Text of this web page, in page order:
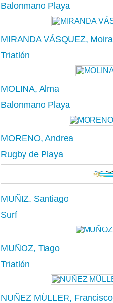
Balonmano Playa
MIRANDA VÁSQUEZ, Moira
Triatlón
MOLINA, Alma
Balonmano Playa
MORENO, Andrea
Rugby de Playa
MUÑIZ, Santiago
Surf
MUÑOZ, Tiago
Triatlón
NUÑEZ MÜLLER, Francisco